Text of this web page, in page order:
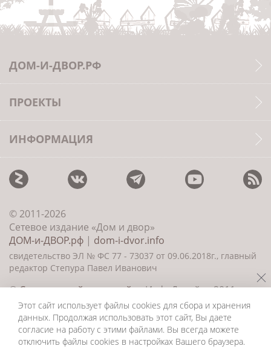
ДОМ-И-ДВОР.РФ
ПРОЕКТЫ
ИНФОРМАЦИЯ
© 2011-2026
Сетевое издание «Дом и двор»
ДОМ-и-ДВОР.рф | dom-i-dvor.info
свидетельство ЭЛ № ФС 77 - 73037 от 09.06.2018г., главный
редактор Степура Павел Иванович
©Создание сайта и дизайн«ИнфоДизайн» 2011—
2026
Этот сайт использует файлы cookies для сбора и хранения
данных. Продолжая использовать этот сайт, Вы даете
согласие на работу с этими файлами. Вы всегда можете
отключить файлы cookies в настройках Вашего браузера.